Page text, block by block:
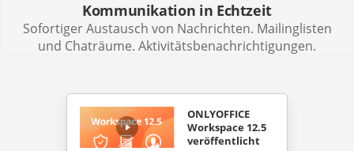
Kommunikation in Echtzeit
Sofortiger Austausch von Nachrichten. Mailinglisten
und Chaträume. Aktivitätsbenachrichtigungen.
ONLYOFFICE
Workspace 12.5
veröffentlicht